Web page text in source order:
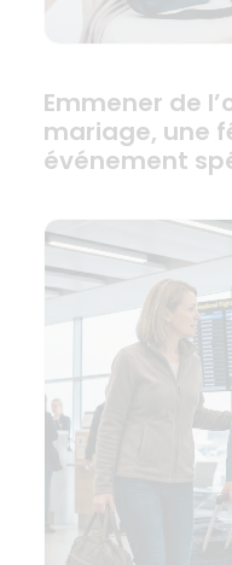
Emmener de
mariage, une
événement